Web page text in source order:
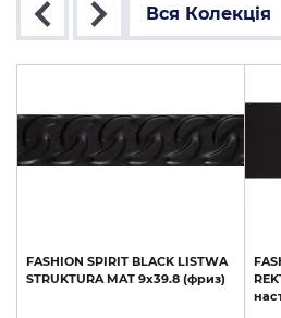
Вся Колекція
FASHION SPIRIT BLACK LISTWA
STRUKTURA MAT 9х39.8 (фриз)